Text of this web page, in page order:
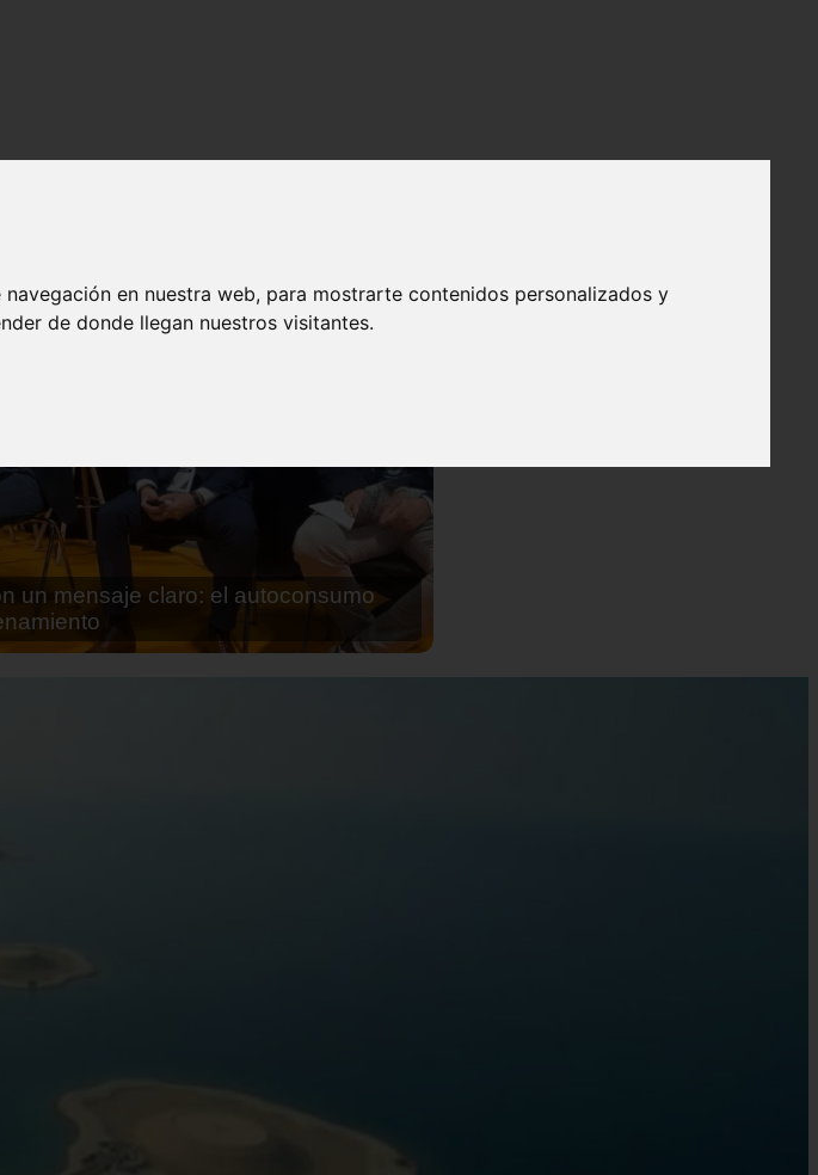
en nuestra web, para mostrarte contenidos personalizados y
de donde llegan nuestros visitantes.
Utilizarán moléculas de agua para